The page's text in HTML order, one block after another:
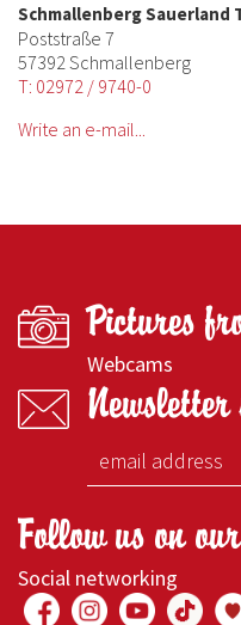
Schmallenberg Sauerland
Poststraße 7
57392 Schmallenberg
T: 02972 / 9740-0
Write an e-mail...
Pictures
Webcams
Newsletter
Follow us on our
Social networking